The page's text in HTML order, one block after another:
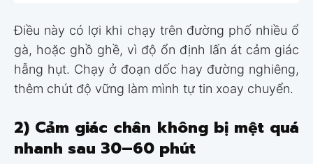
Điều này có lợi khi chạy trên đường phố nhiều ổ
gà, hoặc ghồ ghề, vì độ ổn định lấn át cảm giác
hẫng hụt. Chạy ở đoạn dốc hay đường nghiêng,
thêm chút độ vững làm mình tự tin xoay chuyển.
2) Cảm giác chân không bị mệt quá
nhanh sau 30–60 phút